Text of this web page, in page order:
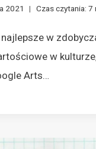
2021 Czas czytania: 7
najlepsze w
w
Arts…